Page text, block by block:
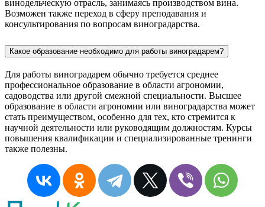
винодельческую отрасль, занимаясь производством вина.
Возможен также переход в сферу преподавания и
консультирования по вопросам виноградарства.
Какое образование необходимо для работы виноградарем?
Для работы виноградарем обычно требуется среднее
профессиональное образование в области агрономии,
садоводства или другой смежной специальности. Высшее
образование в области агрономии или виноградарства может
стать преимуществом, особенно для тех, кто стремится к
научной деятельности или руководящим должностям. Курсы
повышения квалификации и специализированные тренинги
также полезны.